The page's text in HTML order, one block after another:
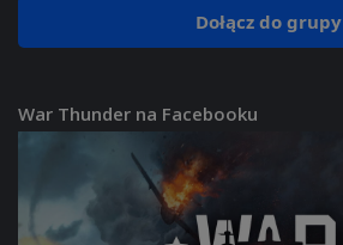
Dołącz do grupy
War Thunder na Facebooku